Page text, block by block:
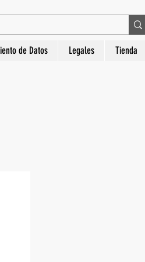
La Hora Relojería. Compra segura, diseños
de Datos Legales Tienda